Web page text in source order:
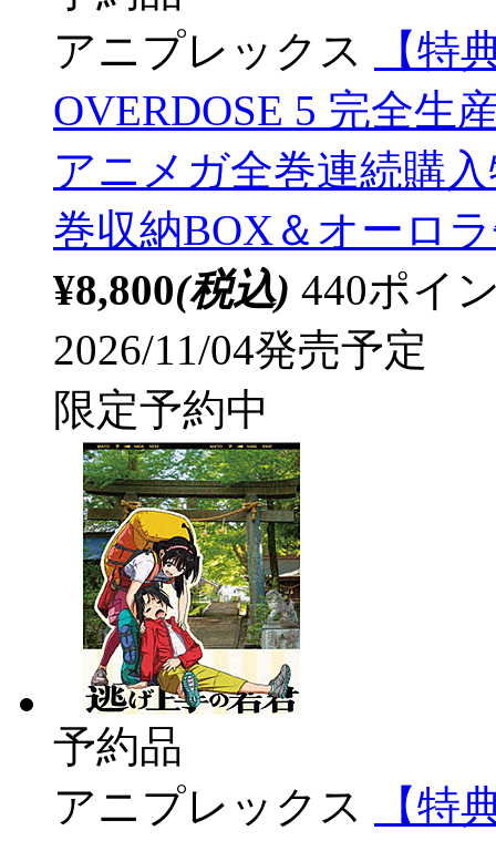
アニプレックス
【特
OVERDOSE 5 完全生
アニメガ全巻連続購
巻収納BOX＆オーロ
¥8,800(税込) 440ポイ
2026/11/04発売予定
限定予約中
予約品
アニプレックス
【特